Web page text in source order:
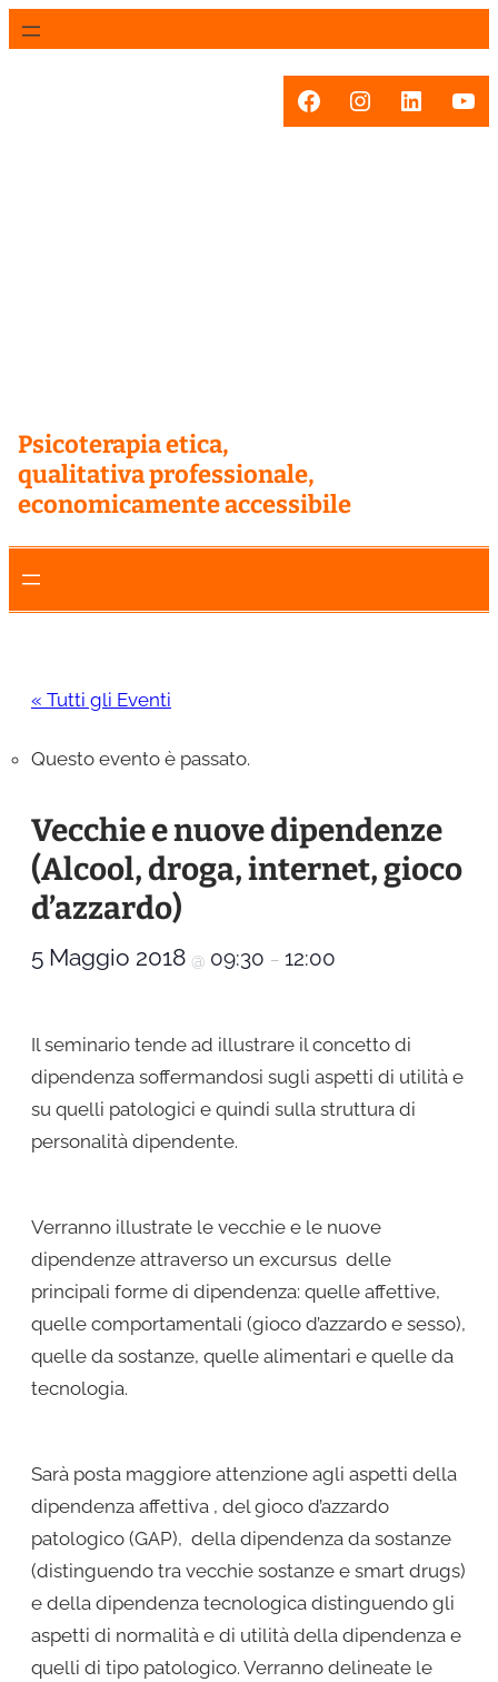
Facebook
Instagram
Psicoterapia etica,
qualitativa professionale,
economicamente accessibile
« Tutti gli Eventi
Questo evento è passato.
Vecchie e nuove dipendenze
(Alcool, droga, internet, gioco
d’azzardo)
5 Maggio 2018 @ 09:30 – 12:00
Il seminario tende ad illustrare il concetto di
dipendenza soffermandosi sugli aspetti di utilità e
su quelli patologici e quindi sulla struttura di
personalità dipendente.
Verranno illustrate le vecchie e le nuove
dipendenze attraverso un excursus delle
principali forme di dipendenza: quelle affettive,
quelle comportamentali (gioco d’azzardo e sesso),
quelle da sostanze, quelle alimentari e quelle da
tecnologia.
Sarà posta maggiore attenzione agli aspetti della
dipendenza affettiva , del gioco d’azzardo
patologico (GAP), della dipendenza da sostanze
(distinguendo tra vecchie sostanze e smart drugs)
e della dipendenza tecnologica distinguendo gli
aspetti di normalità e di utilità della dipendenza e
quelli di tipo patologico. Verranno delineate le